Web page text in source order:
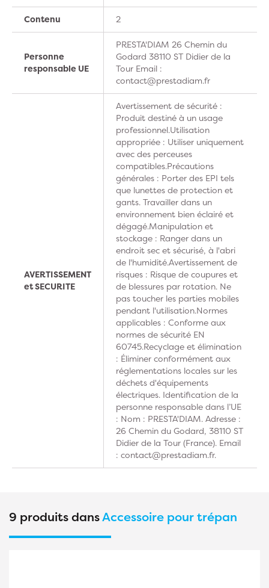
Contenu 2
Personne
responsable UE
PRESTA'DIAM 26 Chemin du
Godard 38110 ST Didier de la
Tour Email :
contact@prestadiam.fr
AVERTISSEMENT
et SECURITE
Avertissement de sécurité :
Produit destiné à un usage
professionnel.Utilisation
appropriée : Utiliser uniquement
avec des perceuses
compatibles.Précautions
générales : Porter des EPI tels
que lunettes de protection et
gants. Travailler dans un
environnement bien éclairé et
dégagé.Manipulation et
stockage : Ranger dans un
endroit sec et sécurisé, à l'abri
de l'humidité.Avertissement de
risques : Risque de coupures et
de blessures par rotation. Ne
pas toucher les parties mobiles
pendant l'utilisation.Normes
applicables : Conforme aux
normes de sécurité EN
60745.Recyclage et élimination
: Éliminer conformément aux
réglementations locales sur les
déchets d'équipements
électriques. Identification de la
personne responsable dans l’UE
: Nom : PRESTA'DIAM. Adresse :
26 Chemin du Godard, 38110 ST
Didier de la Tour (France). Email
: contact@prestadiam.fr.
9 produits dansAccessoire pour trépan